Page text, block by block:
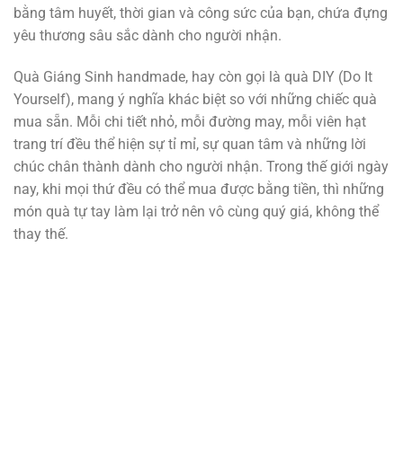
bằng tâm huyết, thời gian và công sức của bạn, chứa đựng
yêu thương sâu sắc dành cho người nhận.
Quà Giáng Sinh handmade, hay còn gọi là quà DIY (Do It
Yourself), mang ý nghĩa khác biệt so với những chiếc quà
mua sẵn. Mỗi chi tiết nhỏ, mỗi đường may, mỗi viên hạt
trang trí đều thể hiện sự tỉ mỉ, sự quan tâm và những lời
chúc chân thành dành cho người nhận. Trong thế giới ngày
nay, khi mọi thứ đều có thể mua được bằng tiền, thì những
món quà tự tay làm lại trở nên vô cùng quý giá, không thể
thay thế.